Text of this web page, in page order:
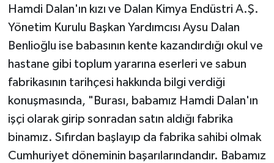
Hamdi Dalan'ın kızı ve Dalan Kimya Endüstri A.Ş.
Yönetim Kurulu Başkan Yardımcısı Aysu Dalan
Benlioğlu ise babasının kente kazandırdığı okul ve
hastane gibi toplum yararına eserleri ve sabun
fabrikasının tarihçesi hakkında bilgi verdiği
konuşmasında, "Burası, babamız Hamdi Dalan'ın
işçi olarak girip sonradan satın aldığı fabrika
binamız. Sıfırdan başlayıp da fabrika sahibi olmak
Cumhuriyet döneminin başarılarındandır. Babamız